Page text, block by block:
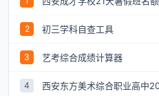
2 初三学科自查工具
3 艺考综合成绩计算器
4 西安东方美术综合职业高中